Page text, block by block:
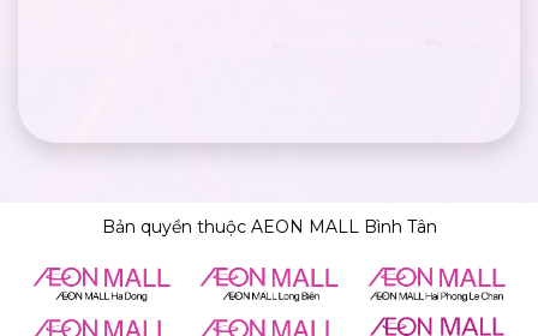
Bản quyền thuộc AEON MALL Bình Tân